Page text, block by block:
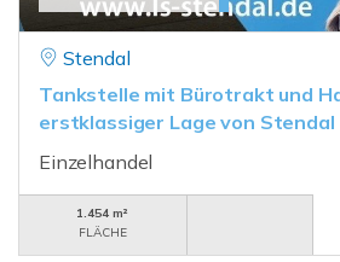
Stendal
Tankstelle mit Bürotrakt und
erstklassiger Lage von Stendal
Einzelhandel
1.454 m²
FLÄCHE